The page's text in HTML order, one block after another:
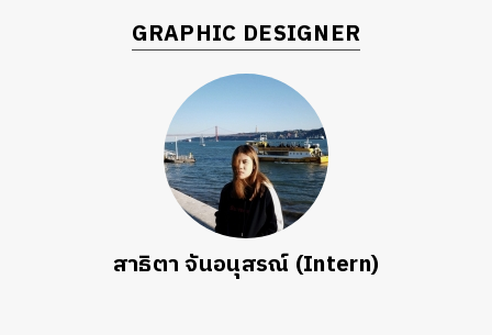
GRAPHIC DESIGNER
สาธิตา จันอนุสรณ์ (Intern)